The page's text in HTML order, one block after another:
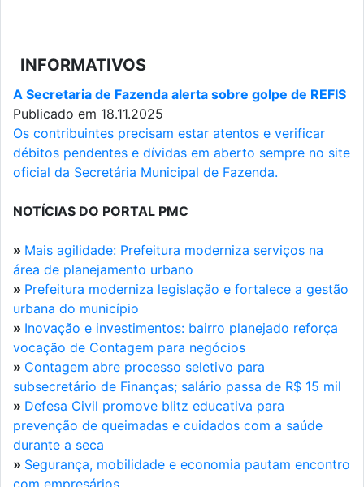
INFORMATIVOS
A Secretaria de Fazenda alerta sobre golpe de REFIS
Publicado em 18.11.2025
Os contribuintes precisam estar atentos e verificar
débitos pendentes e dívidas em aberto sempre no site
oficial da Secretária Municipal de Fazenda.
NOTÍCIAS DO PORTAL PMC
» Mais agilidade: Prefeitura moderniza serviços na
área de planejamento urbano
» Prefeitura moderniza legislação e fortalece a gestão
urbana do município
» Inovação e investimentos: bairro planejado reforça
vocação de Contagem para negócios
» Contagem abre processo seletivo para
subsecretário de Finanças; salário passa de R$ 15 mil
» Defesa Civil promove blitz educativa para
prevenção de queimadas e cuidados com a saúde
durante a seca
» Segurança, mobilidade e economia pautam encontro